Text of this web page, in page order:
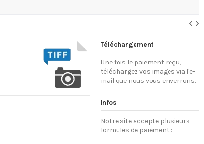
Téléchargement
Une fois le paiement reçu,
téléchargez vos images via l'e-
mail que nous vous enverrons.
Infos
Notre site accepte plusieurs
formules de paiement :